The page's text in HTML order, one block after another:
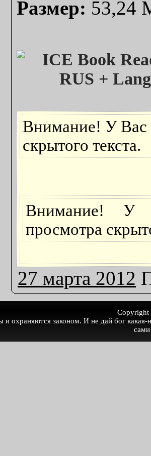
Размер: 53,24
Внимание! У Вас
скрытого текста.
Внимание! У
просмотра
27 марта 2012
охраняются законом. И не дай бог какая-
сами